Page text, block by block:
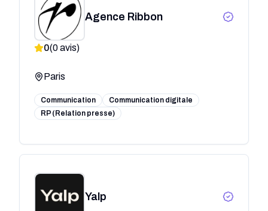
Agence Ribbon
0(0avis)
Paris
Communication
Communication digitale
RP (Relation presse)
Yalp